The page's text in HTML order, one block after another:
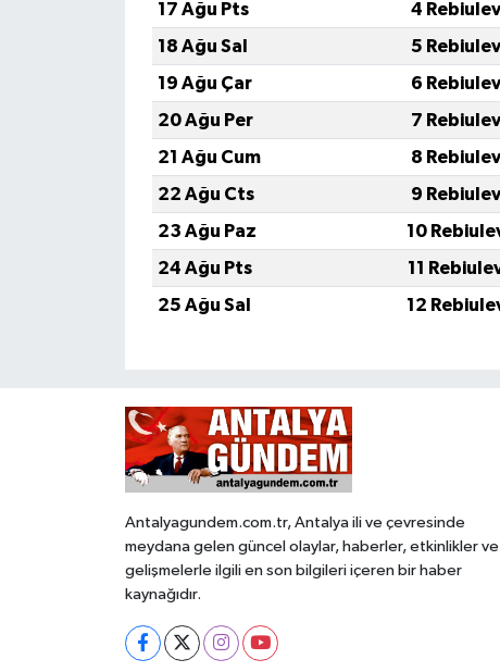
17 Ağu Pts
4
18 Ağu Sal
5
19 Ağu Çar
6
20 Ağu Per
7
21 Ağu Cum
8
22 Ağu Cts
9
23 Ağu Paz
10
24 Ağu Pts
11
25 Ağu Sal
12
Antalyagundem.com.tr, Antalya ili ve çevresinde
meydana gelen güncel olaylar, haberler, etkinlikler ve
gelişmelerle ilgili en son bilgileri içeren bir haber
kaynağıdır.